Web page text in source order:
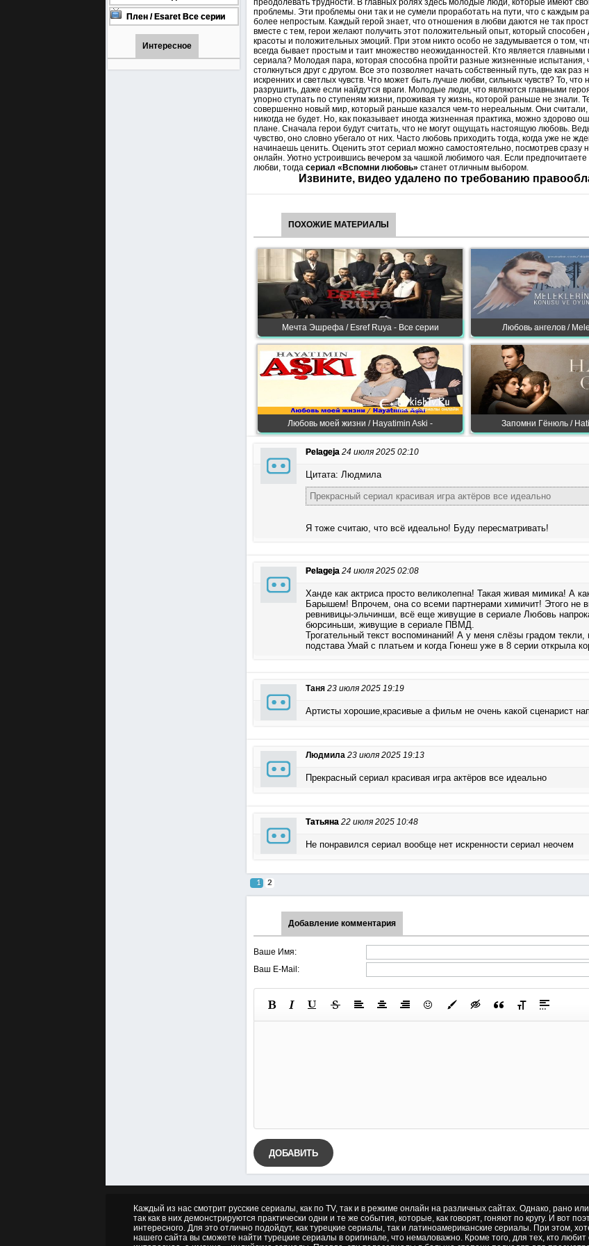
онлайн бесплатно
1001 (Турецкий сериал Все
серии) 1-90 серия
Плен / Esaret Все серии
турецкий сериал смотреть
онлайн на русском языке
Интересное
преодолевать трудности. В главных ролях здесь молодые люди, которые имеют
проблемы. Эти проблемы они так и не сумели проработать на пути, что с каждым
более непростым. Каждый герой знает, что отношения в любви даются не так
вместе с тем, герои желают получить этот положительный опыт, который способен
красоты и положительных эмоций. При этом никто особо не задумывается о том,
всегда бывает простым и таит множество неожиданностей. Кто является главными
сериала? Молодая пара, которая способна пройти разные жизненные испытания,
столкнуться друг с другом. Все это позволяет начать собственный путь, где как раз
искренних и светлых чувств. Что может быть лучше любви, сильных чувств? То, что
разрушить, даже если найдутся враги. Молодые люди, что являются главными
упорно ступать по ступеням жизни, проживая ту жизнь, которой раньше не знали.
совершенно новый мир, который раньше казался чем-то нереальным. Они считали,
никогда не будет. Но, как показывает иногда жизненная практика, можно здорово
плане. Сначала герои будут считать, что не могут ощущать настоящую любовь.
чувство, оно словно убегало от них. Часто любовь приходить тогда, когда уже не
начинаешь ценить. Оценить этот сериал можно самостоятельно, посмотрев сразу
онлайн. Уютно устроившись вечером за чашкой любимого чая. Если предпочитаете
любви, тогда сериал «Вспомни любовь» станет отличным выбором.
Извините, видео удалено по требованию
ПОХОЖИЕ МАТЕРИАЛЫ
Мечта Эшрефа / Esref Ruya - Все серии Любовь ангелов /
Любовь моей жизни / Hayatimin Aski - Запомни Гёнюль /
Pelageja 24 июля 2025 02:10
Цитата: Людмила
Прекрасный сериал красивая игра актёров все идеально
Я тоже считаю, что всё идеально! Буду пересматривать!
Pelageja 24 июля 2025 02:08
Ханде как актриса просто великолепна! Такая живая мимика! А
Барышем! Впрочем, она со всеми партнерами химичит! Этого не
ревнивицы-эльчинши, всё еще живущие в сериале Любовь
бюрсиньши, живущие в сериале ПВМД.
Трогательный текст воспоминаний! А у меня слёзы градом текли,
подстава Умай с платьем и когда Гюнеш уже в 8 серии открыла
Таня 23 июля 2025 19:19
Артисты хорошие,красивые а фильм не очень какой сценарист
Людмила 23 июля 2025 19:13
Прекрасный сериал красивая игра актёров все идеально
Татьяна 22 июля 2025 10:48
Не понравился сериал вообще нет искренности сериал неочем
1 2
Добавление комментария
Ваше Имя:
Ваш E-Mail:
ДОБАВИТЬ
Каждый из нас смотрит русские сериалы, как по TV, так и в режиме онлайн на различных сайтах. Однако, рано
так как в них демонстрируются практически одни и те же события, которые, как говорят, гоняют по кругу. И вот
интересного. Для это отлично подойдут, как турецкие сериалы, так и латиноамериканские сериалы. При этом,
нашего сайта вы сможете найти турецкие сериалы в оригинале, что немаловажно. Кроме того, для тех, кто